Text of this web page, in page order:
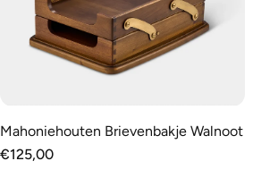
Mahoniehouten Brievenbakje Walnoot
Normale
€125,00